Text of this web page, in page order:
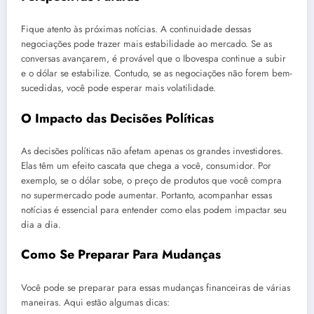
Fique atento às próximas notícias. A continuidade dessas
negociações pode trazer mais estabilidade ao mercado. Se as
conversas avançarem, é provável que o Ibovespa continue a subir
e o dólar se estabilize. Contudo, se as negociações não forem bem-
sucedidas, você pode esperar mais volatilidade.
O Impacto das Decisões Políticas
As decisões políticas não afetam apenas os grandes investidores.
Elas têm um efeito cascata que chega a você, consumidor. Por
exemplo, se o dólar sobe, o preço de produtos que você compra
no supermercado pode aumentar. Portanto, acompanhar essas
notícias é essencial para entender como elas podem impactar seu
dia a dia.
Como Se Preparar Para Mudanças
Você pode se preparar para essas mudanças financeiras de várias
maneiras. Aqui estão algumas dicas: